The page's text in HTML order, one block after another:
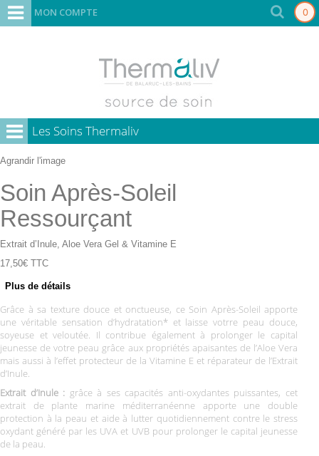
MON COMPTE 0
Les Soins Thermaliv
Agrandir l'image
Soin Après-Soleil
Ressourçant
Extrait d’Inule, Aloe Vera Gel & Vitamine E
17,50€ TTC
Plus de détails
Grâce à sa texture douce et onctueuse, ce Soin Après-Soleil apporte
une véritable sensation d’hydratation* et laisse votrre peau douce,
soyeuse et veloutée. Il contribue également à prolonger le capital
jeunesse de votre peau grâce aux propriétés apaisantes de l’Aloe Vera
mais aussi à l’effet protecteur de la Vitamine E et réparateur de l’Extrait
d’Inule.
Extrait d’Inule : grâce à ses capacités anti-oxydantes puissantes, cet
extrait de plante marine méditerranéenne apporte une double
protection à la peau et aide à lutter quotidiennement contre le stress
oxydant généré par les UVA et UVB pour prolonger le capital jeunesse
de la peau.